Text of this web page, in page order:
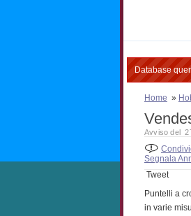
Database
Home »
Avviso del
Segnala
Tweet
Puntelli a
in varie